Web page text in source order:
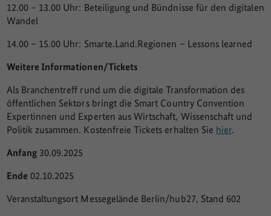
12.00 – 13.00 Uhr: Beteiligung und Bündnisse für den digitalen
Wandel
14.00 – 15.00 Uhr: Smarte.Land.Regionen – Lessons learned
Weitere Informationen/Tickets
Als Branchentreff rund um die digitale Transformation des
öffentlichen Sektors bringt die Smart Country Convention
Expertinnen und Experten aus Wirtschaft, Wissenschaft und
Politik zusammen. Kostenfreie Tickets erhalten Sie hier.
Anfang30.09.2025
Ende 02.10.2025
Veranstaltungsort Messegelände Berlin/hub27, Stand 602